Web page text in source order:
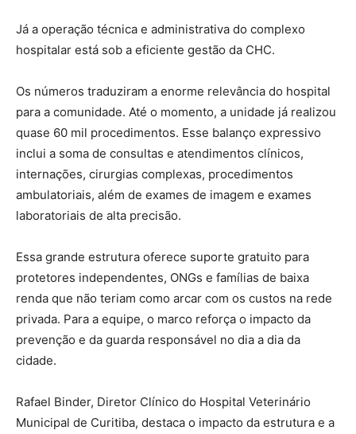
Já a operação técnica e administrativa do complexo
hospitalar está sob a eficiente gestão da CHC.
Os números traduziram a enorme relevância do hospital
para a comunidade. Até o momento, a unidade já realizou
quase 60 mil procedimentos. Esse balanço expressivo
inclui a soma de consultas e atendimentos clínicos,
internações, cirurgias complexas, procedimentos
ambulatoriais, além de exames de imagem e exames
laboratoriais de alta precisão.
Essa grande estrutura oferece suporte gratuito para
protetores independentes, ONGs e famílias de baixa
renda que não teriam como arcar com os custos na rede
privada. Para a equipe, o marco reforça o impacto da
prevenção e da guarda responsável no dia a dia da
cidade.
Rafael Binder, Diretor Clínico do Hospital Veterinário
Municipal de Curitiba, destaca o impacto da estrutura e a